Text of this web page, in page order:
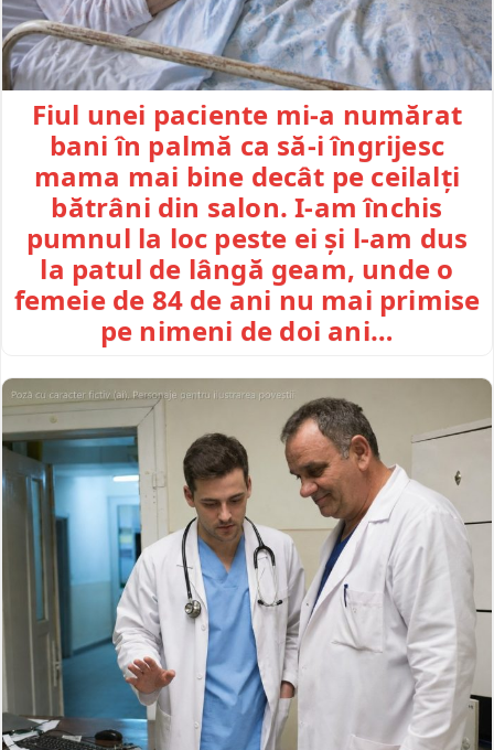
Fiul unei paciente mi-a numărat
bani în palmă ca să-i îngrijesc
mama mai bine decât pe ceilalți
bătrâni din salon. I-am închis
pumnul la loc peste ei și l-am dus
la patul de lângă geam, unde o
femeie de 84 de ani nu mai primise
pe nimeni de doi ani…